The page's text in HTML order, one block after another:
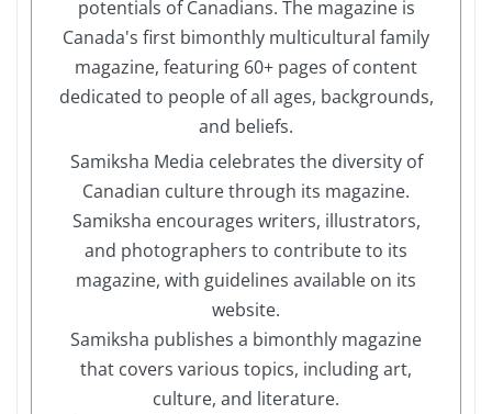
potentials of Canadians. The magazine is
Canada's first bimonthly multicultural family
magazine, featuring 60+ pages of content
dedicated to people of all ages, backgrounds,
and beliefs.
Samiksha Media celebrates the diversity of
Canadian culture through its magazine.
Samiksha encourages writers, illustrators,
and photographers to contribute to its
magazine, with guidelines available on its
website.
Samiksha publishes a bimonthly magazine
that covers various topics, including art,
culture, and literature.